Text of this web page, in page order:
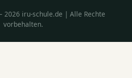
2026 iru-schule.de | Alle Rechte
vorbehalten.